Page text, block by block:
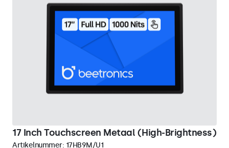
17 Inch Touchscreen Metaal (High-Brightness)
Artikelnummer: 17HB9M/U1